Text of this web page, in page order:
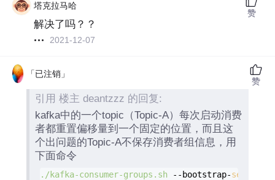
塔克拉马哈
解决了吗？？
2021-12-07
赞
「已注销」
引用 楼主 deantzzz 的回复:
kafka中的一个topic（Topic-A）每次启动消费
者都重置偏移量到一个固定的位置，而且这
个出问题的Topic-A不保存消费者组信息，用
下面命令
./kafka-consumer-groups.sh --bootstrap-server
赞